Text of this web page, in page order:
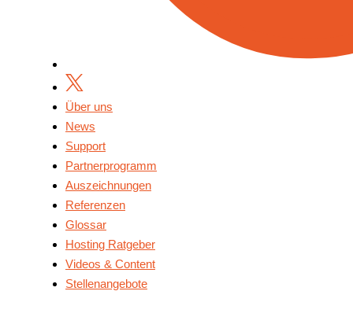
Über uns
News
Support
Partnerprogramm
Auszeichnungen
Referenzen
Glossar
Hosting Ratgeber
Videos & Content
Stellenangebote